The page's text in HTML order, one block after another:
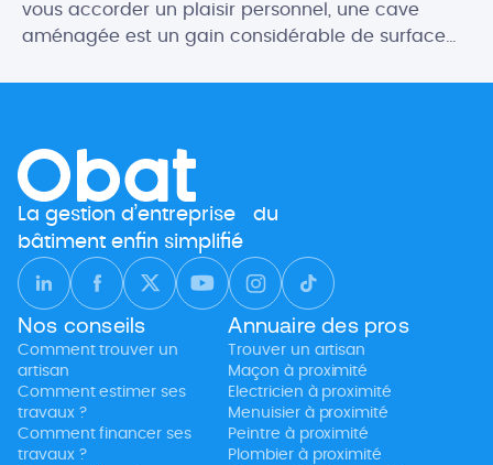
vous accorder un plaisir personnel, une cave
aménagée est un gain considérable de surface
le soin nécessaire, le résultat est souvent bluffant !
[…]
La gestion d’entreprise du
bâtiment enfin simplifié
Nos conseils
Comment trouver un
artisan
Comment estimer ses
travaux ?
Comment financer ses
travaux ?
Annuaire des pros
Trouver un artisan
Maçon à proximité
Electricien à proximité
Menuisier à proximité
Peintre à proximité
Plombier à proximité